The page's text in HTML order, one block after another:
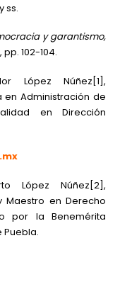
ss.
y garantismo,
pp. 102-104.
López Núñez [1],
en Administración de
en Dirección
López Núñez [2],
Maestro en Derecho
por la Benemérita
Puebla.